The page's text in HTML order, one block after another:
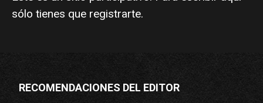
sólo tienes que registrarte.
RECOMENDACIONES DEL EDITOR